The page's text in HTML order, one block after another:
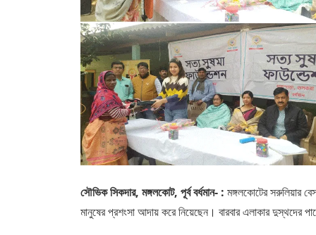
সৌভিক সিকদার, মঙ্গলকোট, পূর্ব বর্ধমান- : মঙ্গলকোটের সরুলিয়ার
মানুষের প্রশংসা আদায় করে নিয়েছেন। বারবার এলাকার দুস্থদের